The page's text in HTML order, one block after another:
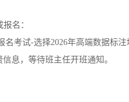
名：
考试-选择2026年高端数据标注
息，等待班主任开班通知。